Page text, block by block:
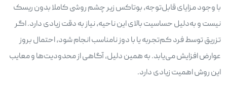
با وجود مزایای قابل‌توجه، بوتاکس زیر چشم روشی کاملا بدون ریسک
نیست و به‌دلیل حساسیت بالای این ناحیه، نیاز به دقت زیادی دارد. اگر
تزریق توسط فرد کم‌تجربه یا با دوز نامناسب انجام شود، احتمال بروز
عوارض افزایش می‌یابد. به همین دلیل، آگاهی از محدودیت‌ها و معایب
این روش اهمیت زیادی دارد.